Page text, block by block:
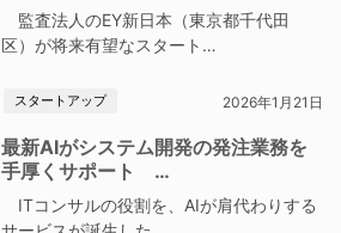
監査法人のEY新日本（東京都千代田
区）が将来有望なスタート…
スタートアップ 2026年1月21日
最新AIがシステム開発の発注業務を
手厚くサポート …
ITコンサルの役割を、AIが肩代わりする